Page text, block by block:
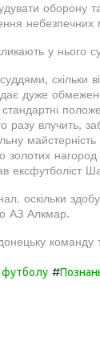
оборону
небезпечних
у нього
скільки
дуже
влучить,
ексфутболіст
оскільки
АЗ Алкмар.
команду
футболу #